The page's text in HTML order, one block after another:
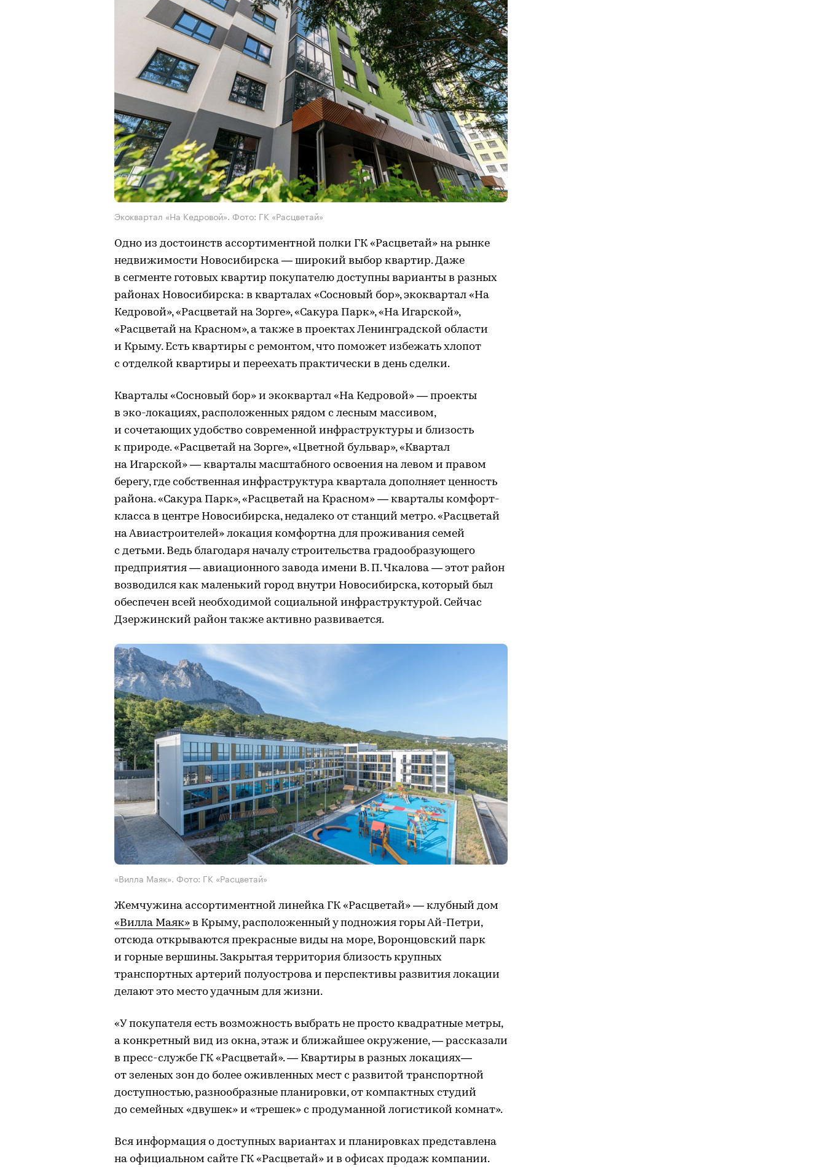
Экоквартал «На Кедровой». Фото: ГК «Расцветай»
Одно из достоинств ассортиментной полки ГК «Расцветай» на рынке
недвижимости Новосибирска — широкий выбор квартир. Даже
в сегменте готовых квартир покупателю доступны варианты в разных
районах Новосибирска: в кварталах «Сосновый бор», экоквартал «На
Кедровой», «Расцветай на Зорге», «Сакура Парк», «На Игарской»,
«Расцветай на Красном», а также в проектах Ленинградской области
и Крыму. Есть квартиры с ремонтом, что поможет избежать хлопот
с отделкой квартиры и переехать практически в день сделки.
Кварталы «Сосновый бор» и экоквартал «На Кедровой» — проекты
в эко-локациях, расположенных рядом с лесным массивом,
и сочетающих удобство современной инфраструктуры и близость
к природе. «Расцветай на Зорге», «Цветной бульвар», «Квартал
на Игарской» — кварталы масштабного освоения на левом и правом
берегу, где собственная инфраструктура квартала дополняет ценность
района. «Сакура Парк», «Расцветай на Красном» — кварталы комфорт-
класса в центре Новосибирска, недалеко от станций метро. «Расцветай
на Авиастроителей» локация комфортна для проживания семей
с детьми. Ведь благодаря началу строительства градообразующего
предприятия — авиационного завода имени В. П. Чкалова — этот район
возводился как маленький город внутри Новосибирска, который был
обеспечен всей необходимой социальной инфраструктурой. Сейчас
Дзержинский район также активно развивается.
«Вилла Маяк». Фото: ГК «Расцветай»
Жемчужина ассортиментной линейка ГК «Расцветай» — клубный дом
«Вилла Маяк» в Крыму, расположенный у подножия горы Ай-Петри,
отсюда открываются прекрасные виды на море, Воронцовский парк
и горные вершины. Закрытая территория близость крупных
транспортных артерий полуострова и перспективы развития локации
делают это место удачным для жизни.
«У покупателя есть возможность выбрать не просто квадратные метры,
а конкретный вид из окна, этаж и ближайшее окружение, — рассказали
в пресс-службе ГК «Расцветай». — Квартиры в разных локациях—
от зеленых зон до более оживленных мест с развитой транспортной
доступностью, разнообразные планировки, от компактных студий
до семейных «двушек» и «трешек» с продуманной логистикой комнат».
Вся информация о доступных вариантах и планировках представлена
на официальном сайте ГК «Расцветай» и в офисах продаж компании.